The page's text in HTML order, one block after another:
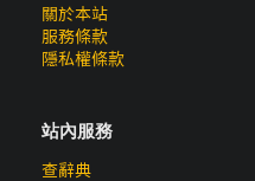
關於本站
服務條款
隱私權條款
站內服務
查辭典